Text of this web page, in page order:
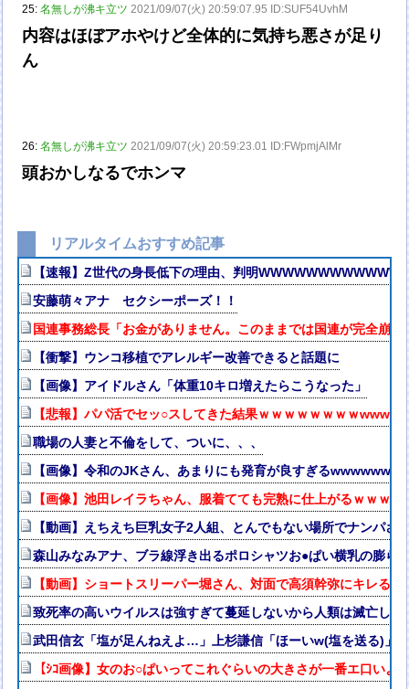
25:名無しが沸キ立ツ 2021/09/07(火) 20:59:07.95 ID:SUF54UvhM
内容はほぼアホやけど全体的に気持ち悪さが足り
ん
26:名無しが沸キ立ツ 2021/09/07(火) 20:59:23.01 ID:FWpmjAlMr
頭おかしなるでホンマ
リアルタイムおすすめ記事
【速報】Z世代の身長低下の理由、判明
安藤萌々アナ セクシーポーズ！！
国連事務総長「お金がありません。このままでは国連が完全崩
【衝撃】ウンコ移植でアレルギー改善できると話題に
【画像】アイドルさん「体重10キロ増えたらこうなった」
【悲報】パパ活でセッ○スしてきた結果ｗｗｗｗｗｗｗｗwwww
職場の人妻と不倫をして、ついに、、、
【画像】令和のJKさん、あまりにも発育が良すぎる
【画像】池田レイラちゃん、服着てても完熟に仕上がるｗｗｗ
【動画】えちえち巨乳女子2人組、とんでもない場所でナンパ
森山みなみアナ、ブラ線浮き出るポロシャツお●ぱい横乳の膨ら
【動画】ショートスリーパー堀さん、対面で高須幹弥にキレる
致死率の高いウイルスは強すぎて蔓延しないから人類は滅亡しな
武田信玄「塩が足んねえよ…」上杉謙信「ほーいw(塩を送る)」
【ｼｺ画像】女のお○ぱいってこれぐらいの大きさが一番エ口いよ